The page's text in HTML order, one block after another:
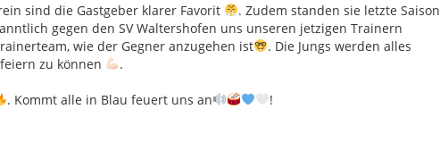
sind die Gastgeber klarer Favorit
. Zudem standen sie letzte Saison
gegen den SV Waltershofen uns unseren jetzigen Trainern
wie der Gegner anzugehen ist
. Die Jungs werden alles
zu können
.
. Kommt alle in Blau feuert uns an !